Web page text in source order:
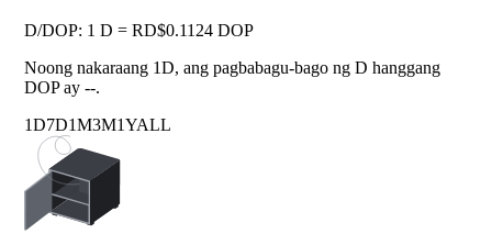
D/DOP: 1 D = RD$0.1124 DOP
Noong nakaraang 1D, ang pagbabagu-bago ng D hanggang
DOP ay --.
1D7D1M3M1YALL